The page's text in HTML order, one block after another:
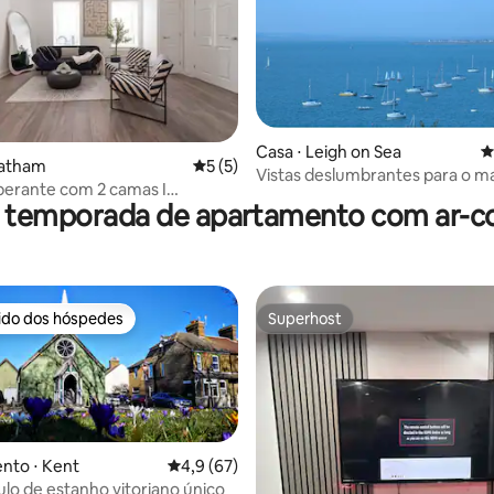
de 5, 39 avaliações
5 de uma avaliação média de 5, 5
5 (5)
com 2 camas I
gratuito I Perto de
Casa ⋅ Leigh on Sea
Vistas deslumbrantes para o mar.
de apartamento com ar-
preferidos dos hóspedes
dos hóspedes
⋅ Kent 4,9 de uma avaliação média de 5, 67
4,9 (67)
de estanho vitoriano único
Superhost
Superhost